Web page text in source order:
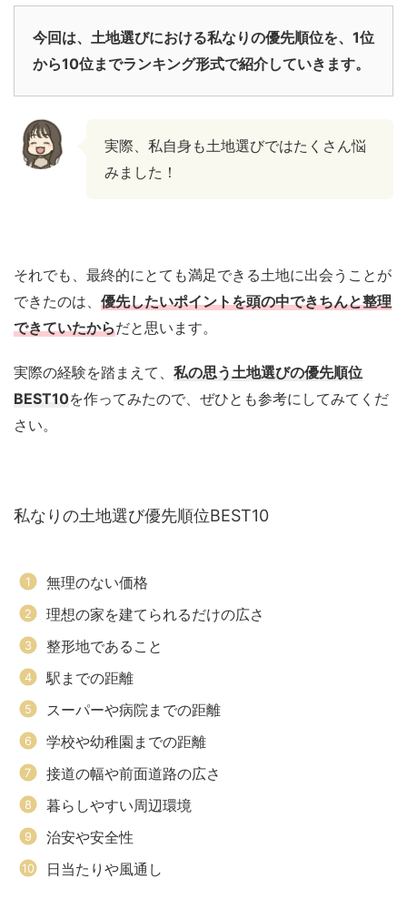
今回は、土地選びにおける私なりの優先順位を、1位
から10位までランキング形式で紹介していきます。
実際、私自身も土地選びではたくさん悩
みました！
それでも、最終的にとても満足できる土地に出会うことが
できたのは、 優先したいポイントを頭の中できちんと整理
できていたからだと思います。
実際の経験を踏まえて、 私の思う土地選びの優先順位
BEST10を作ってみたので、ぜひとも参考にしてみてくだ
さい。
私なりの土地選び優先順位BEST10
無理のない価格
理想の家を建てられるだけの広さ
整形地であること
駅までの距離
スーパーや病院までの距離
学校や幼稚園までの距離
接道の幅や前面道路の広さ
暮らしやすい周辺環境
治安や安全性
日当たりや風通し